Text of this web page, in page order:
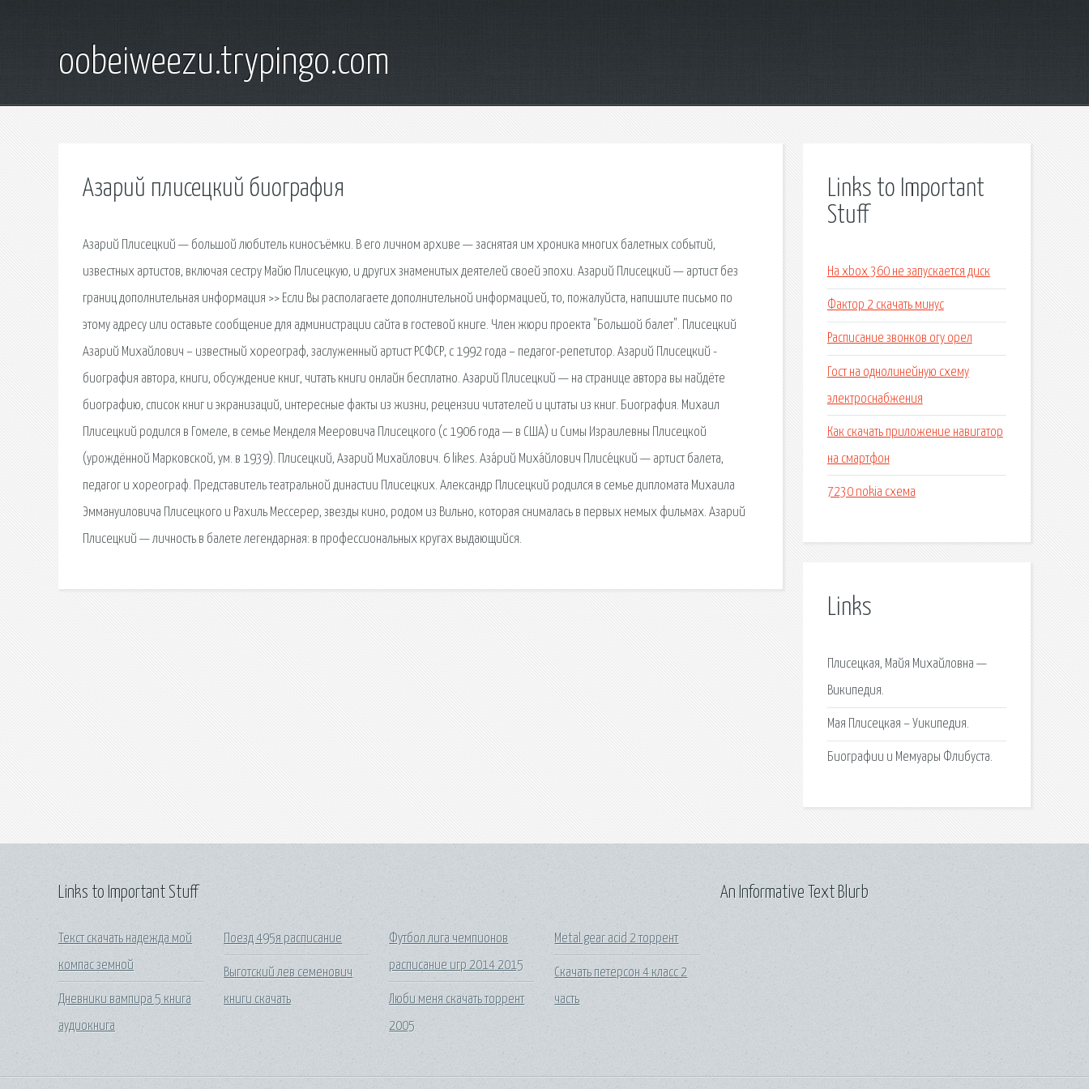
oobeiweezu.trypingo.com
Азарий плисецкий биография
Азарий Плисецкий — большой любитель киносъёмки. В его личном архиве — заснятая им хроника многих балетных событий,
известных артистов, включая сестру Майю Плисецкую, и других знаменитых деятелей своей эпохи. Азарий Плисецкий — артист без
границ дополнительная информация >> Если Вы располагаете дополнительной информацией, то, пожалуйста, напишите письмо по
этому адресу или оставьте сообщение для администрации сайта в гостевой книге. Член жюри проекта "Большой балет". Плисецкий
Азарий Михайлович – известный хореограф, заслуженный артист РСФСР, с 1992 года – педагог-репетитор. Азарий Плисецкий -
биография автора, книги, обсуждение книг, читать книги онлайн бесплатно. Азарий Плисецкий — на странице автора вы найдёте
биографию, список книг и экранизаций, интересные факты из жизни, рецензии читателей и цитаты из книг. Биография. Михаил
Плисецкий родился в Гомеле, в семье Менделя Мееровича Плисецкого (с 1906 года — в США) и Симы Израилевны Плисецкой
(урождённой Марковской, ум. в 1939). Плисецкий, Азарий Михайлович. 6 likes. Аза́рий Миха́йлович Плисе́цкий — артист балета,
педагог и хореограф. Представитель театральной династии Плисецких. Александр Плисецкий родился в семье дипломата Михаила
Эммануиловича Плисецкого и Рахиль Мессерер, звезды кино, родом из Вильно, которая снималась в первых немых фильмах. Азарий
Плисецкий — личность в балете легендарная: в профессиональных кругах выдающийся.
Links to Important
Stuff
На xbox 360 не запускается диск
Фактор 2 скачать минус
Расписание звонков огу орел
Гост на однолинейную схему
электроснабжения
Как скачать приложение навигатор
на смартфон
7230 nokia схема
Links
Плисецкая, Майя Михайловна —
Википедия.
Мая Плисецкая – Уикипедия.
Биографии и Мемуары Флибуста.
Links to Important Stuff
Текст скачать надежда мой
компас земной
Дневники вампира 5 книга
аудиокнига
Поезд 495я расписание
Выготский лев семенович
книги скачать
Футбол лига чемпионов
расписание игр 2014 2015
Люби меня скачать торрент
2005
Metal gear acid 2 торрент
Скачать петерсон 4 класс 2
часть
An Informative Text Blurb